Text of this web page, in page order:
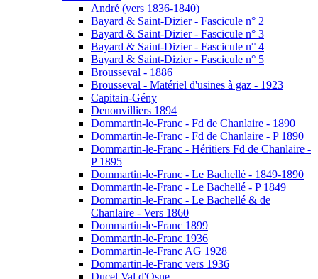
André (vers 1836-1840)
Bayard & Saint-Dizier - Fascicule n° 2
Bayard & Saint-Dizier - Fascicule n° 3
Bayard & Saint-Dizier - Fascicule n° 4
Bayard & Saint-Dizier - Fascicule n° 5
Brousseval - 1886
Brousseval - Matériel d'usines à gaz - 1923
Capitain-Gény
Denonvilliers 1894
Dommartin-le-Franc - Fd de Chanlaire - 1890
Dommartin-le-Franc - Fd de Chanlaire - P 1890
Dommartin-le-Franc - Héritiers Fd de Chanlaire -
P 1895
Dommartin-le-Franc - Le Bachellé - 1849-1890
Dommartin-le-Franc - Le Bachellé - P 1849
Dommartin-le-Franc - Le Bachellé & de
Chanlaire - Vers 1860
Dommartin-le-Franc 1899
Dommartin-le-Franc 1936
Dommartin-le-Franc AG 1928
Dommartin-le-Franc vers 1936
Ducel Val d'Osne